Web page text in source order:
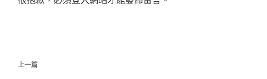
文
上
上一篇